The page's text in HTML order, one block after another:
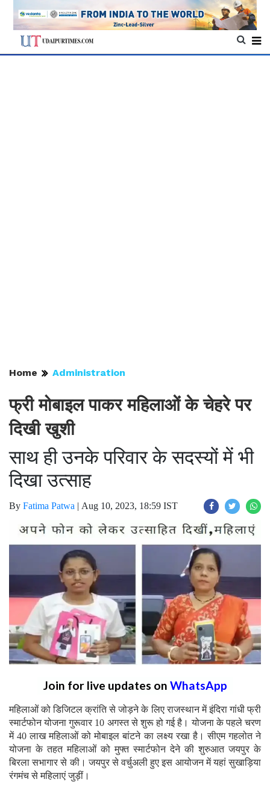
Home Administration
फ्री मोबाइल पाकर महिलाओं के चेहरे पर
दिखी खुशी
साथ ही उनके परिवार के सदस्यों में भी
दिखा उत्साह
By Fatima Patwa | Aug 10, 2023, 18:59 IST
Join for live updates on WhatsApp
महिलाओं को डिजिटल क्रांति से जोड़ने के लिए राजस्थान में इंदिरा गांधी फ्री
स्मार्टफोन योजना गुरूवार 10 अगस्त से शुरू हो गई है। योजना के पहले चरण
में 40 लाख महिलाओं को मोबाइल बांटने का लक्ष्य रखा है। सीएम गहलोत ने
योजना के तहत महिलाओं को मुफ्त स्मार्टफोन देने की शुरुआत जयपुर के
बिरला सभागार से की। जयपुर से वर्चुअली हुए इस आयोजन में यहां सुखाड़िया
रंगमंच से महिलाएं जुड़ीं।